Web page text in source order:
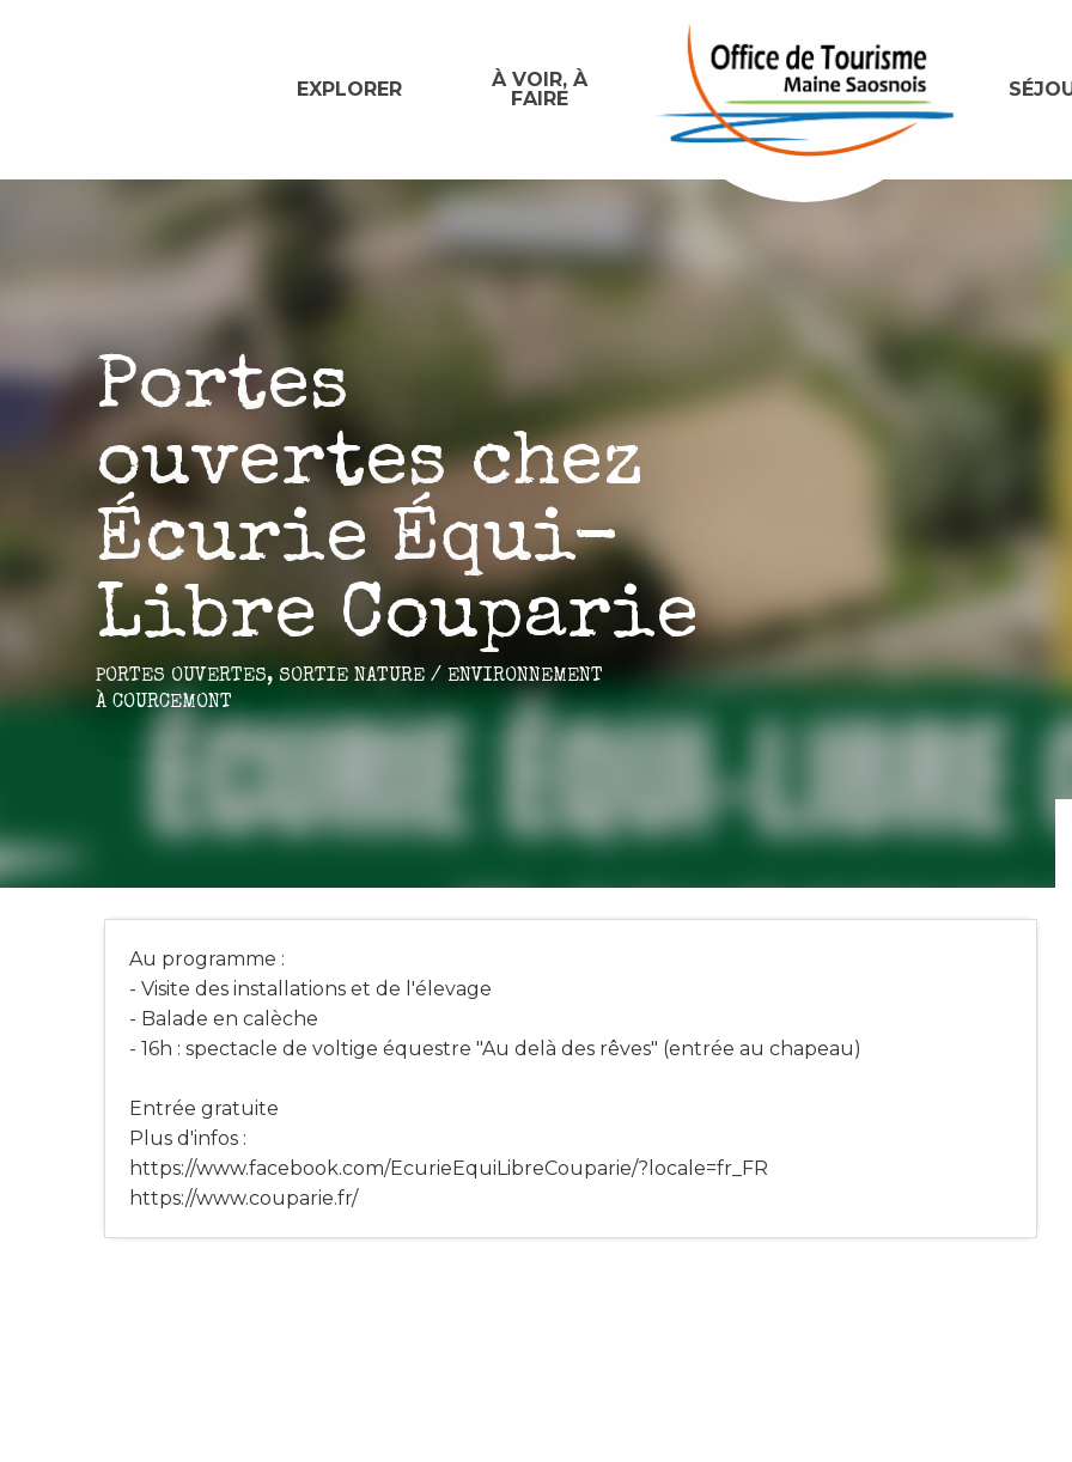
EXPLORER
À VOIR, À
FAIRE
Portes
ouvertes chez
Écurie Équi-
Libre Couparie
PORTES OUVERTES, SORTIE NATURE / ENVIRONNEMENT
À COURCEMONT
Au programme :
- Visite des installations et de l'élevage
- Balade en calèche
- 16h : spectacle de voltige équestre "Au delà des rêves" (entrée au chapeau)
Entrée gratuite
Plus d'infos :
https://www.facebook.com/EcurieEquiLibreCouparie/?locale=fr_FR
https://www.couparie.fr/